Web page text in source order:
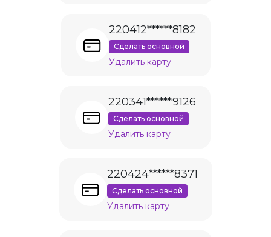
220412******8182
Сделать основной
Удалить карту
220341******9126
Сделать основной
Удалить карту
220424******8371
Сделать основной
Удалить карту